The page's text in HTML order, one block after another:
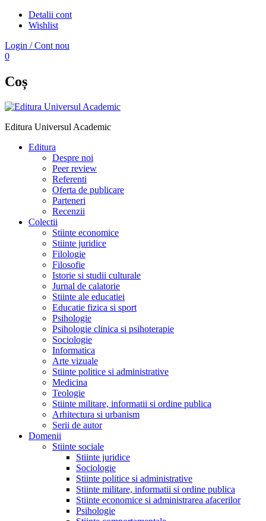
Detalii cont
Wishlist
Login / Cont nou
0
Coș
Editura Universul Academic
Editura
Despre noi
Peer review
Referenti
Oferta de publicare
Parteneri
Recenzii
Colectii
Stiinte economice
Stiinte juridice
Filologie
Filosofie
Istorie si studii culturale
Jurnal de calatorie
Stiinte ale educatiei
Educatie fizica si sport
Psihologie
Psihologie clinica si psihoterapie
Sociologie
Informatica
Arte vizuale
Stiinte politice si administrative
Medicina
Teologie
Stiinte militare, informatii si ordine publica
Arhitectura si urbanism
Serii de autor
Domenii
Stiinte sociale
Stiinte juridice
Sociologie
Stiinte politice si administrative
Stiinte militare, informatii si ordine publica
Stiinte economice si administrarea afacerilor
Psihologie